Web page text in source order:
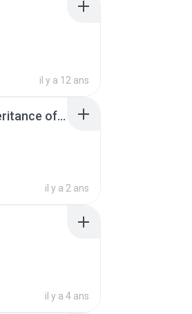
il y a 12 ans
Wrath & Glory - Aeldari - Inheritance of Embers.pdf
il y a 2 ans
il y a 4 ans